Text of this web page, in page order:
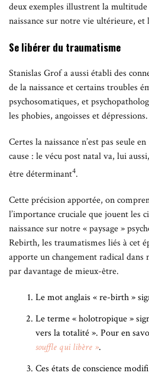
deux exemples illustrent la multitude
naissance sur notre vie ultérieure, et
Se libérer du traumatisme
Stanislas Grof a aussi établi des
de la naissance et certains troubles
psychosomatiques, et
les phobies, angoisses et dépressions.
Certes la naissance n’est pas seule en
cause : le vécu post natal va, lui aussi,
être déterminant4.
Cette précision apportée, on
l’importance cruciale que jouent les
naissance sur notre « paysage »
Rebirth, les traumatismes liés à cet
apporte un changement radical
par davantage de mieux-être.
Le mot anglais « re-birth »
Le terme « holotropique »
vers la totalité ». Pour en
souffle qui libère ».
Ces états de conscience